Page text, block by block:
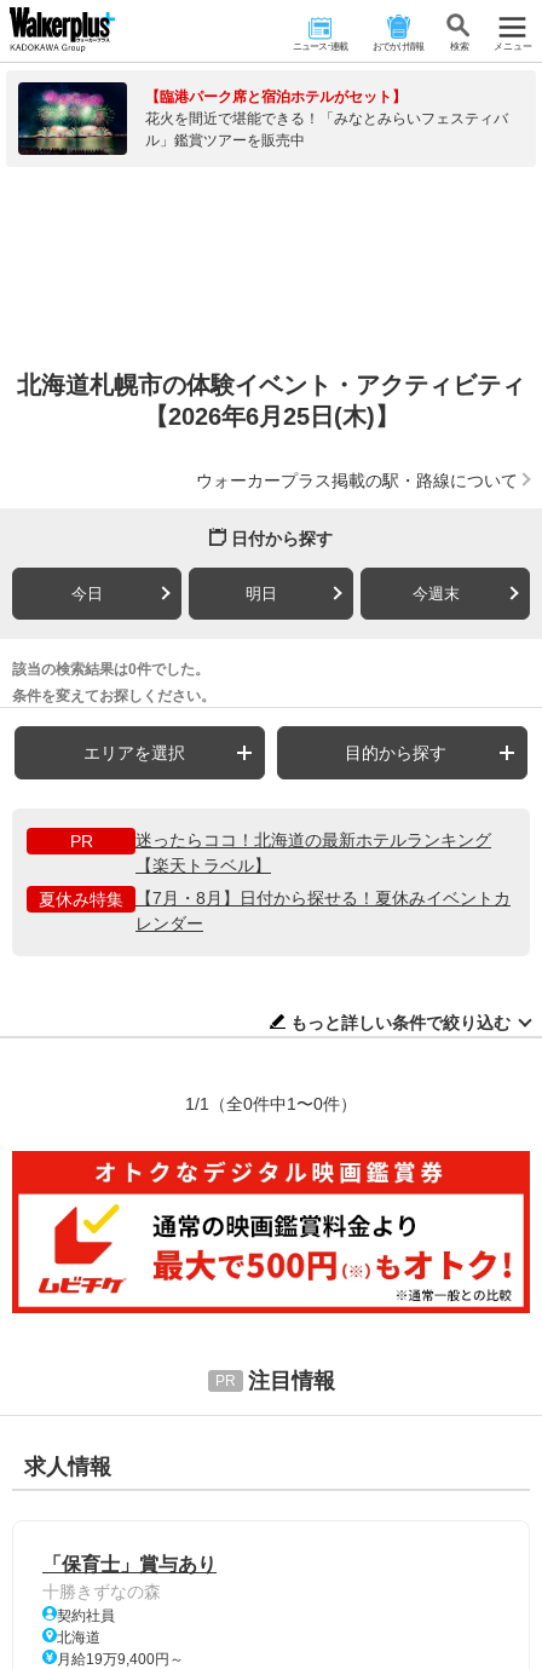
ニュース･連載 おでかけ情報 検 索 メニュー
【臨港パーク席と宿泊ホテルがセット】
花火を間近で堪能できる！「みなとみらいフェスティバ
ル」鑑賞ツアーを販売中
北海道札幌市の体験イベント・アクティビティ
【2026年6月25日(木)】
ウォーカープラス掲載の駅・路線について
日付から探す
今日 明日 今週末
該当の検索結果は0件でした。
条件を変えてお探しください。
エリアを選択 目的から探す
PR
迷ったらココ！北海道の最新ホテルランキング
【楽天トラベル】
夏休み特集
【7月・8月】日付から探せる！夏休みイベントカ
レンダー
もっと詳しい条件で絞り込む
1/1 （全0件中1〜0件）
注目情報
求人情報
「保育士」賞与あり
十勝きずなの森
契約社員
北海道
月給19万9,400円～